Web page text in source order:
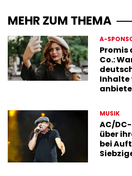
MEHR ZUM THEMA
A-
Promis
Co.:
Inhalte
MUSIK
AC/
über
bei